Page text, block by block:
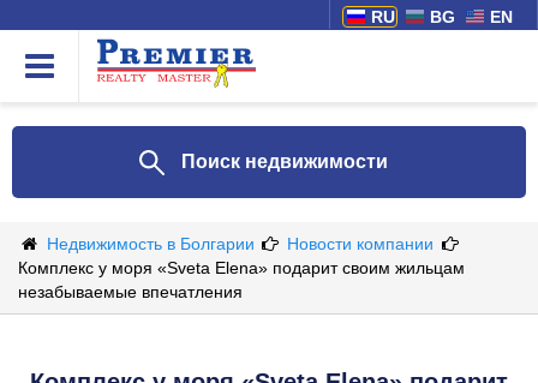
RU BG EN
Поиск недвижимости
Недвижимость в Болгарии
Новости компании
Комплекс у моря «Sveta Elena» подарит своим жильцам
незабываемые впечатления